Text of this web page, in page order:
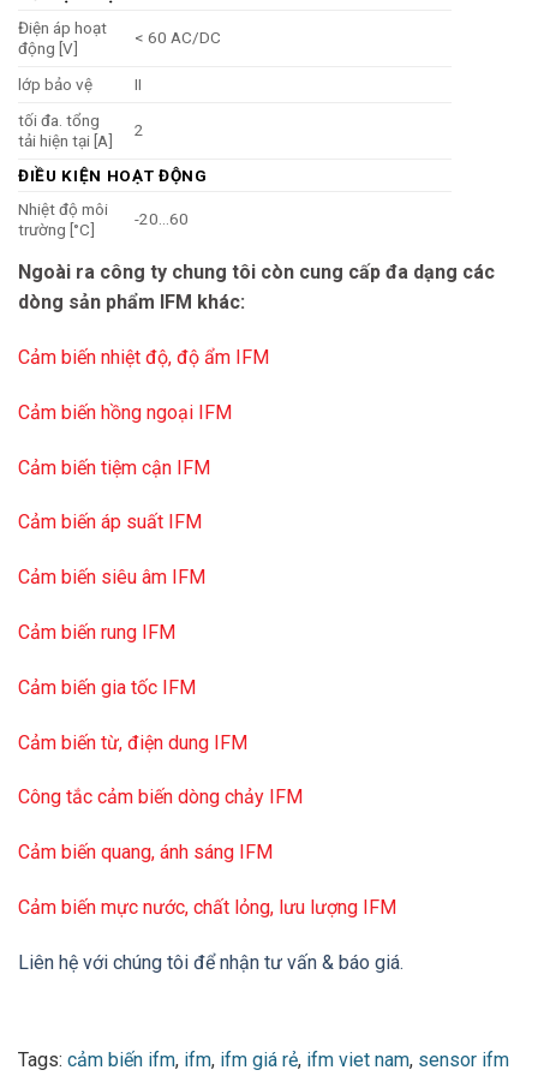
Điện áp hoạt
động [V]
< 60 AC/DC
lớp bảo vệ
II
tối đa. tổng
tải hiện tại [A]
2
ĐIỀU KIỆN HOẠT ĐỘNG
Nhiệt độ môi
trường [°C]
-20…60
Sự bảo vệ
IP67; (khi sử dụng ngoài khu vực nguy hiểm:
IP 68 / IP 69K)
Phê duyệt
BVS 08 ATEX E 109 U; IECEx BVS 08.0041 U
đánh dấu
II 3G Ex nA IIC Gc
II 2D Ex tb IIIC Db IP65/IP67
Trọng lượng
101,4
Kích thước
26,5 x 15,5 x 36,5
Vật liệu
vỏ: TPU màu cam; Niêm phong: FKM
NHẬN XÉT
Ngoài ra công ty chung tôi còn cung cấp đa dạng các
dòng sản phẩm IFM khác:
Cảm biến nhiệt độ, độ ẩm IFM
Cảm biến hồng ngoại IFM
Cảm biến tiệm cận IFM
Cảm biến áp suất IFM
Cảm biến siêu âm IFM
Cảm biến rung IFM
Cảm biến gia tốc IFM
Cảm biến từ, điện dung IFM
Công tắc cảm biến dòng chảy IFM
Cảm biến quang, ánh sáng IFM
Cảm biến mực nước, chất lỏng, lưu lượng IFM
Liên hệ với chúng tôi để nhận tư vấn & báo giá.
Tags: cảm biến ifm, ifm, ifm giá rẻ, ifm viet nam, sensor ifm